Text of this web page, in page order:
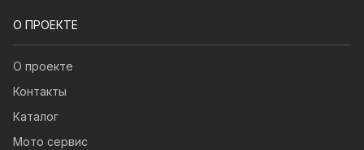
О ПРОЕКТЕ
О проекте
Контакты
Каталог
Мото сервис